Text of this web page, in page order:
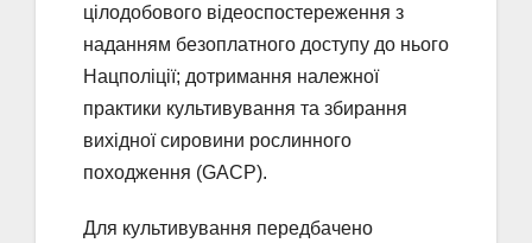
цілодобового відеоспостереження з
наданням безоплатного доступу до нього
Нацполіції; дотримання належної
практики культивування та збирання
вихідної сировини рослинного
походження (GACP).
Для культивування передбачено